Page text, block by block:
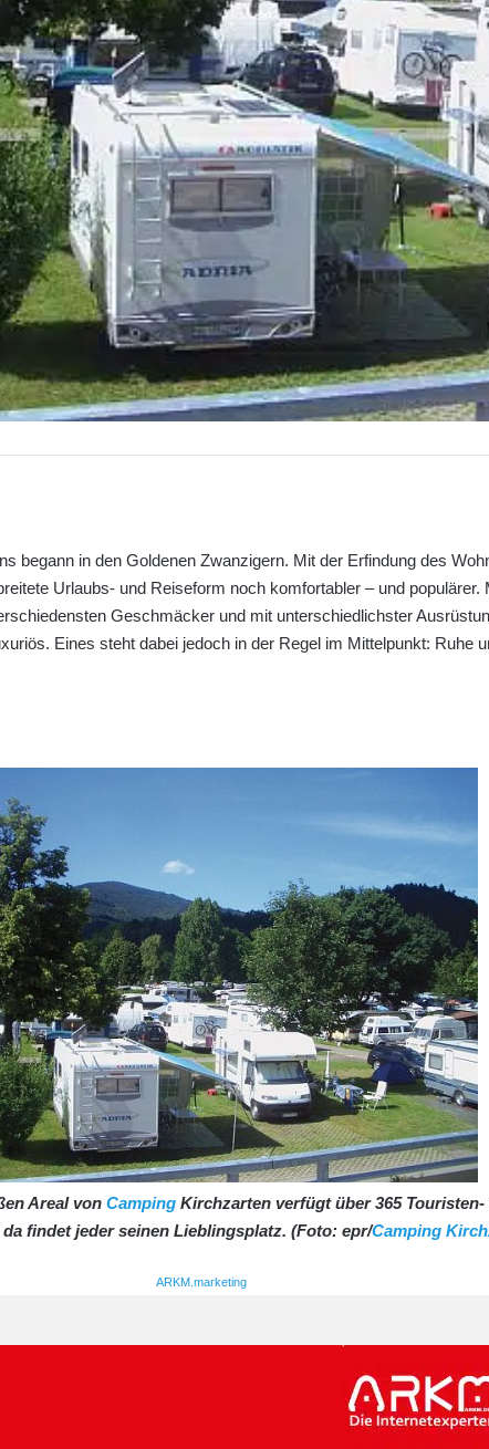
begann in den Goldenen Zwanzigern. Mit der Erfindung des
Urlaubs- und Reiseform noch komfortabler – und populärer.
Geschmäcker und mit unterschiedlichster
Eines steht dabei jedoch in der Regel im Mittelpunkt: Ruhe
Areal von Camping Kirchzarten verfügt über 365 Touristen-
findet jeder seinen Lieblingsplatz. (Foto: epr/Camping
ARKM.marketing